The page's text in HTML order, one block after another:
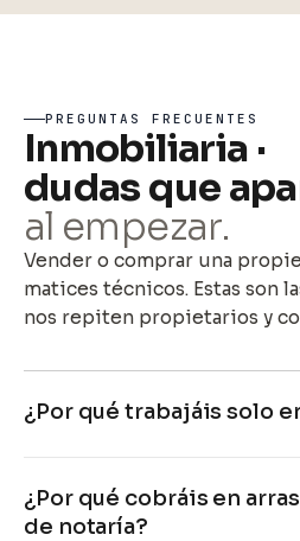
PREGUNTAS FRECUENTES
Inmobiliaria ·
dudas que
al empezar.
Vender o comprar una
matices técnicos. Estas son
nos repiten propietarios y
¿Por qué trabajáis solo
¿Por qué cobráis en
de notaría?